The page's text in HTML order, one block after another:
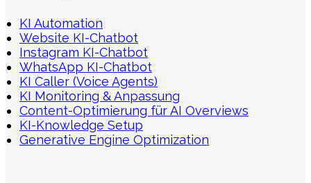
KI Automation
Website KI-Chatbot
Instagram KI-Chatbot
WhatsApp KI-Chatbot
KI Caller (Voice Agents)
KI Monitoring & Anpassung
Content-Optimierung für AI Overviews
KI-Knowledge Setup
Generative Engine Optimization